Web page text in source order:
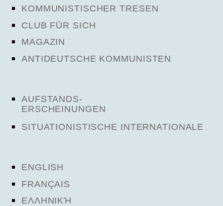
KOMMUNISTISCHER TRESEN
CLUB FÜR SICH
MAGAZIN
ANTIDEUTSCHE KOMMUNISTEN
AUFSTANDS-
ERSCHEINUNGEN
SITUATIONISTISCHE INTERNATIONALE
ENGLISH
FRANÇAIS
ΕΛΛΗΝΙΚΉ